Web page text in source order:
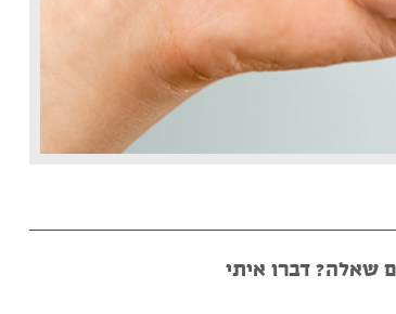
שאלה? דברו איתי